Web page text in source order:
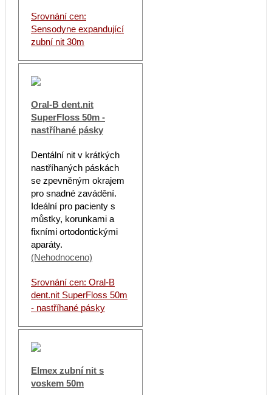
Srovnání cen:
Sensodyne expandující
zubní nit 30m
Oral-B dent.nit
SuperFloss 50m -
nastříhané pásky
Dentální nit v krátkých
nastříhaných páskách
se zpevněným okrajem
pro snadné zavádění.
Ideální pro pacienty s
můstky, korunkami a
fixními ortodontickými
aparáty.
(Nehodnoceno)
Srovnání cen: Oral-B
dent.nit SuperFloss 50m
- nastříhané pásky
Elmex zubní nit s
voskem 50m